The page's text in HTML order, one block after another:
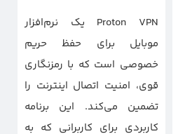
Proton VPN یک نرم‌افزار
موبایل برای حفظ حریم
خصوصی است که با رمزنگاری
قوی، امنیت اتصال اینترنت را
تضمین می‌کند. این برنامه
کاربردی برای کاربرانی که به